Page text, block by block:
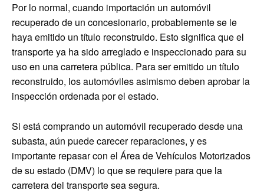
Por lo normal, cuando importación un automóvil
recuperado de un concesionario, probablemente se le
haya emitido un título reconstruido. Esto significa que el
transporte ya ha sido arreglado e inspeccionado para su
uso en una carretera pública. Para ser emitido un título
reconstruido, los automóviles asimismo deben aprobar la
inspección ordenada por el estado.
Si está comprando un automóvil recuperado desde una
subasta, aún puede carecer reparaciones, y es
importante repasar con el Área de Vehículos Motorizados
de su estado (DMV) lo que se requiere para que la
carretera del transporte sea segura.